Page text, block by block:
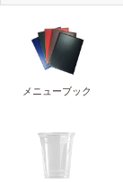
メニューブック